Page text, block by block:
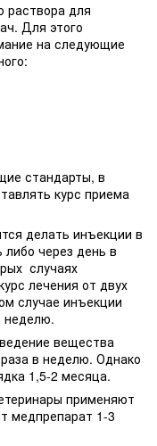
раствора для
Для этого
на следующие
стандарты, в
курс приема
делать инъекции в
через день в
случаях
лечения от двух
случае инъекции
неделю.
вещества
в неделю. Однако
1,5-2 месяца.
применяют
медпрепарат 1-3